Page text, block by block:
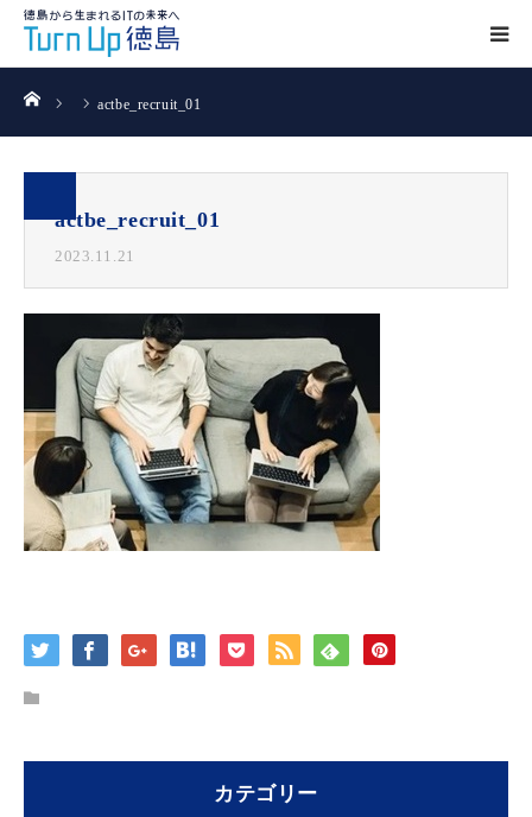
ホーム actbe_recruit_01
actbe_recruit_01
2023.11.21
カテゴリー